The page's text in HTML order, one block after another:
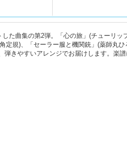
た曲集の第2弾。「心の旅」(チューリッ
規)、「セーラー服と機関銃」(薬師丸ひ
弾きやすいアレンジでお届けします。楽